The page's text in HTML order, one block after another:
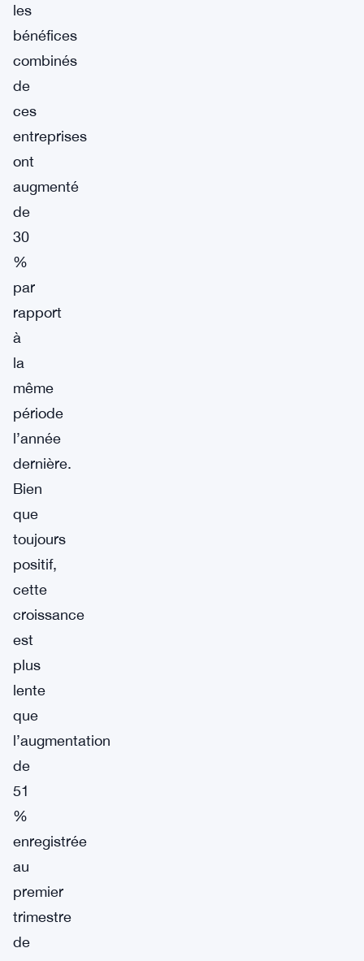
les
bénéfices
combinés
de
ces
entreprises
ont
augmenté
de
30
%
par
rapport
à
la
même
période
l’année
dernière.
Bien
que
toujours
positif,
cette
croissance
est
plus
lente
que
l’augmentation
de
51
%
enregistrée
au
premier
trimestre
de